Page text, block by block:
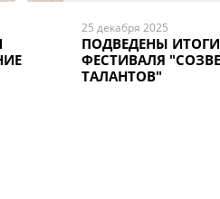
25 декабря 2025
ПОДВЕДЕНЫ ИТОГИ
ФЕСТИВАЛЯ
ТАЛАНТОВ"